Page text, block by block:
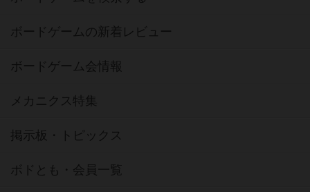
ボードゲームの新着レビュー
ボードゲーム会情報
メカニクス特集
掲示板・トピックス
ボドとも・会員一覧